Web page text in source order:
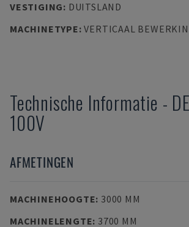
VESTIGING: DUITSLAND
MACHINETYPE:VERTICAAL
Technische Informatie -
100V
AFMETINGEN
MACHINEHOOGTE: 3000 MM
MACHINELENGTE: 3700 MM